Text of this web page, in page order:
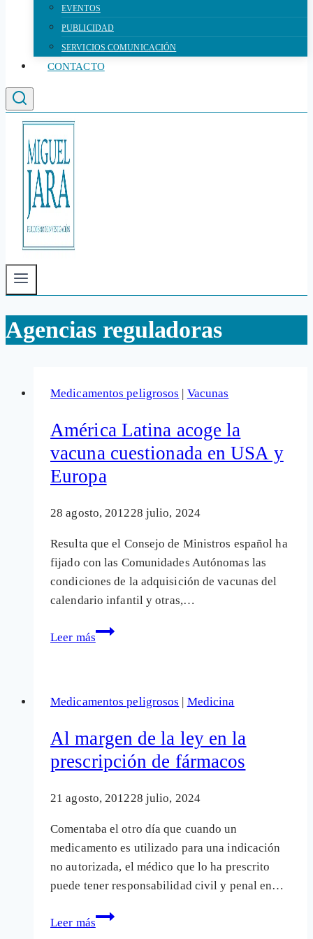
EVENTOS
PUBLICIDAD
SERVICIOS COMUNICACIÓN
CONTACTO
Agencias reguladoras
Medicamentos peligrosos Vacunas
América Latina acoge la
vacuna cuestionada en USA y
Europa
28 agosto, 201228 julio, 2024
Resulta que el Consejo de Ministros español ha
fijado con las Comunidades Autónomas las
condiciones de la adquisición de vacunas del
calendario infantil y otras,…
Leer más
América
vacuna
en
USA
Europa
Medicamentos peligrosos Medicina
Al margen de la ley en la
prescripción de fármacos
21 agosto, 201228 julio, 2024
Comentaba el otro día que cuando un
medicamento es utilizado para una indicación
no autorizada, el médico que lo ha prescrito
puede tener responsabilidad civil y penal en…
Leer más
Al